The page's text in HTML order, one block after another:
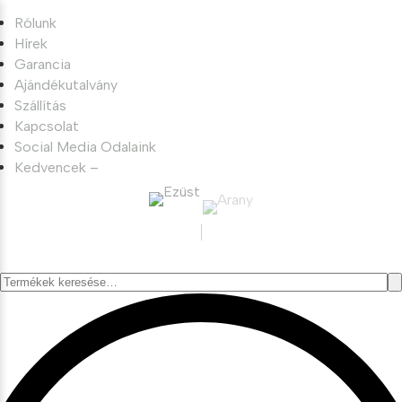
Rólunk
Hírek
Garancia
Ajándékutalvány
Szállítás
Kapcsolat
Social Media Odalaink
Kedvencek –
Keresés
következőre: